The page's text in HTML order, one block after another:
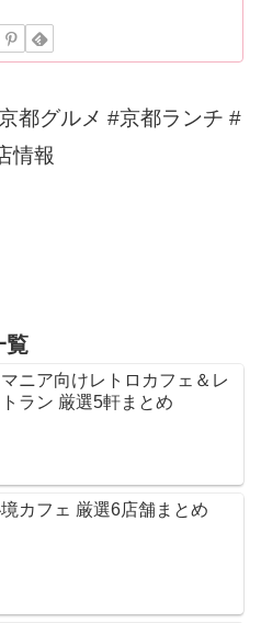
都グルメ #京都ランチ #
情報
覧
マニア向けレトロカフェ＆レ
トラン 厳選5軒まとめ
カフェ 厳選6店舗まとめ